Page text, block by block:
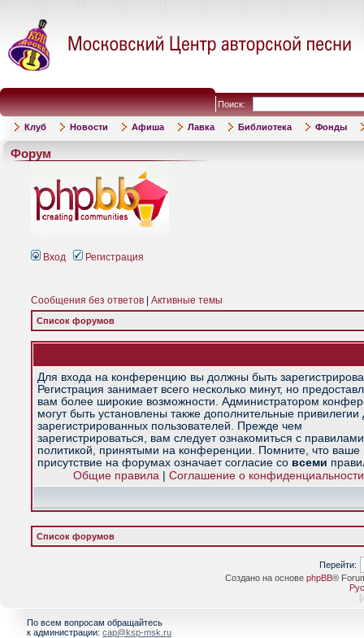
Поиск:
Клуб Новости Афиша Лавка Библиотека Фонды
Форум
Вход Регистрация
Сообщения без ответов Активные темы
Список форумов
Для входа на конференцию вы должны быть
Регистрация занимает всего несколько минут, но
вам более широкие возможности. Администратором
могут быть установлены также дополнительные привилегии
зарегистрированных пользователей. Прежде чем
зарегистрироваться, вам следует ознакомиться с
политикой, принятыми на конференции. Помните, что ваше
присутствие на форумах означает согласие со всеми
Общие правила| Соглашение о конфиденциальности
Список форумов
Перейти:
Создано на основе phpBB®
[
По всем вопросам обращайтесь
к администрации: cap@ksp-msk.ru